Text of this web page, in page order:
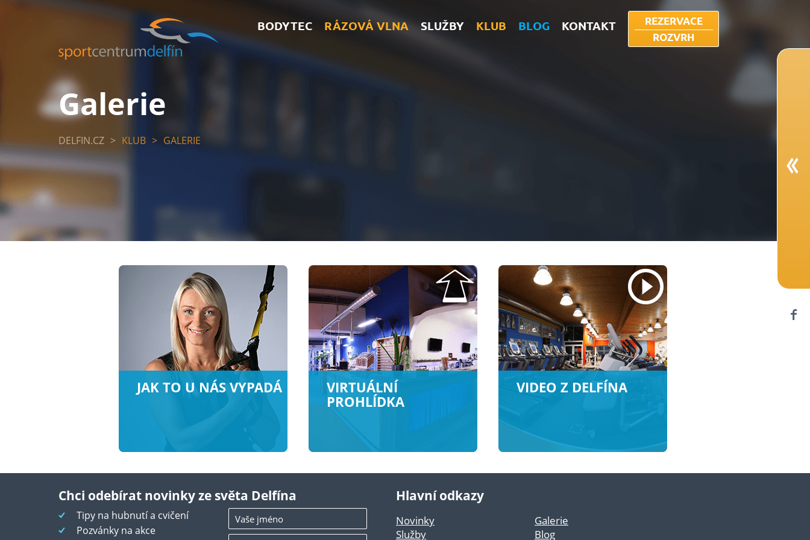
BODYTEC RÁZOVÁ VLNA SLUŽBY KLUB BLOG KONTAKT
REZERVACE
ROZVRH
Galerie
DELFIN.CZ > KLUB > GALERIE
JAK TO U NÁS VYPADÁ
VIRTUÁLNÍ
PROHLÍDKA
VIDEO Z DELFÍNA
Chci odebírat novinky ze světa Delfína
Tipy na hubnutí a cvičení
Pozvánky na akce
Hlavní odkazy
Novinky
Služby
Galerie
Blog